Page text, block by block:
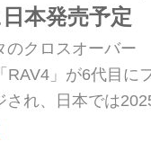
本発売予定
のクロスオーバー
RAV4」が6代目に
され、日本では
定されているが、プ